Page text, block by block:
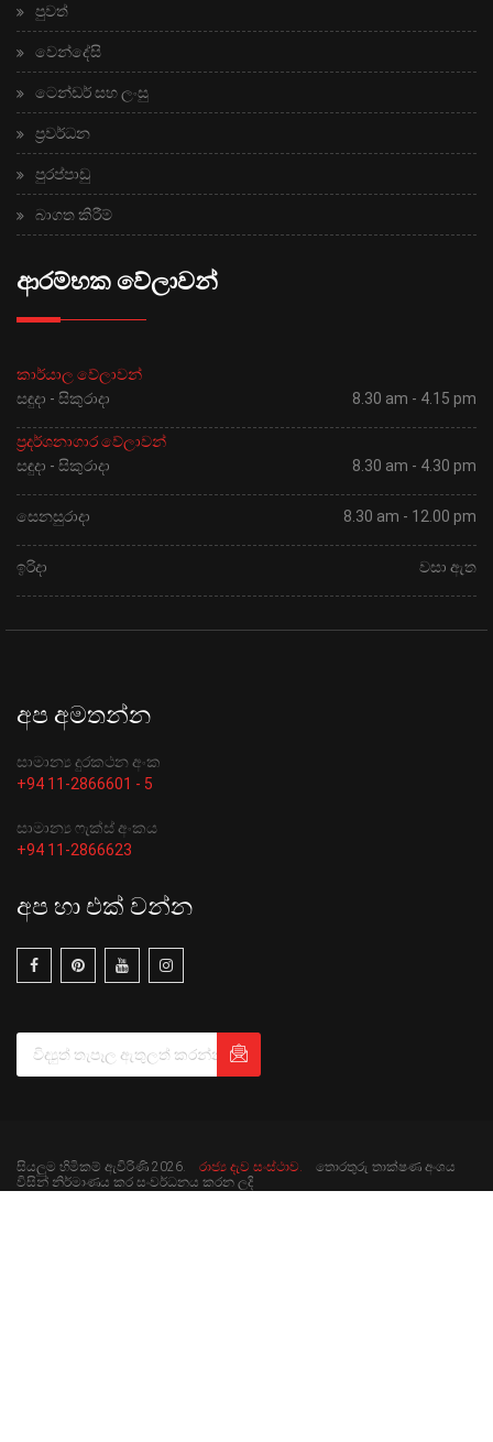
පුවත්
වෙන්දේසි
ටෙන්ඩර් සහ ලංසු
ප්‍රවර්ධන
පුරප්පාඩු
බාගත කිරීම්
ආරම්භක වේලාවන්
කාර්යාල වේලාවන්
සඳුදා - සිකුරාදා
8.30 am - 4.15 pm
ප්‍රදර්ශනාගාර වේලාවන්
සඳුදා - සිකුරාදා
8.30 am - 4.30 pm
සෙනසුරාදා 8.30 am - 12.00 pm
ඉරිදා වසා ඇත
අප අමතන්න
සාමාන්‍ය දුරකථන අංක
+94 11-2866601 - 5
සාමාන්‍ය ෆැක්ස් අංකය
+94 11-2866623
අප හා එක් වන්න
සියලුම හිමිකම් ඇවිරිණි 2026. රාජ්‍ය දැව සංස්ථාව. තොරතුරු තාක්ෂණ අංශය
විසින් නිර්මාණය කර සංවර්ධනය කරන ලදි